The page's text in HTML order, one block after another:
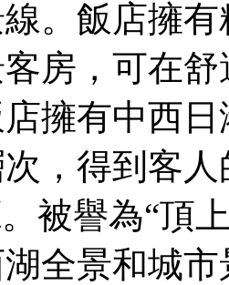
。飯店擁
房，可在
擁有中西
，得到客
被譽為“頂
全景和城